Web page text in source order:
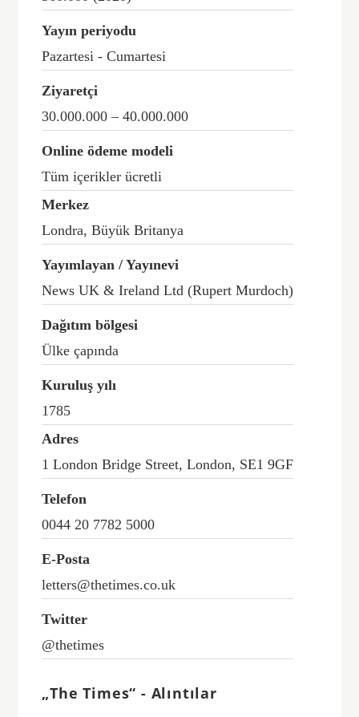
Yayın periyodu
Pazartesi - Cumartesi
Ziyaretçi
30.000.000 – 40.000.000
Online ödeme modeli
Tüm içerikler ücretli
Merkez
Londra, Büyük Britanya
Yayımlayan / Yayınevi
News UK & Ireland Ltd (Rupert Murdoch)
Dağıtım bölgesi
Ülke çapında
Kuruluş yılı
1785
Adres
1 London Bridge Street, London, SE1 9GF
Telefon
0044 20 7782 5000
E-Posta
letters@thetimes.co.uk
Twitter
@thetimes
„The Times“ - Alıntılar